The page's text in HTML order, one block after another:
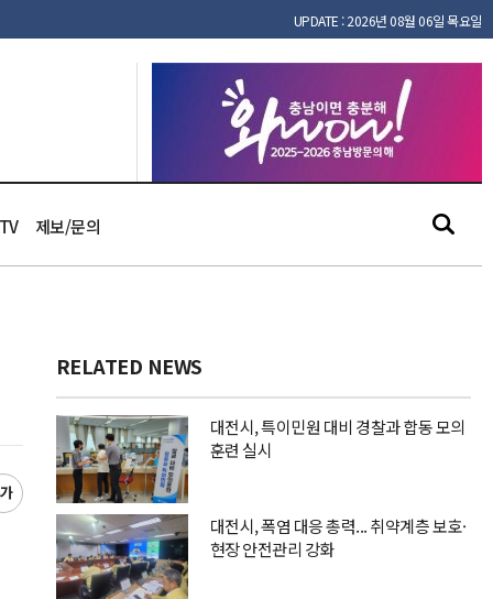
UPDATE : 2026년 08월 06일 목요일
제보/문의
글
RELATED NEWS
대전시, 특이민원 대비 경찰과 합동 모의
훈련 실시
대전시, 폭염 대응 총력... 취약계층 보호·
현장 안전관리 강화